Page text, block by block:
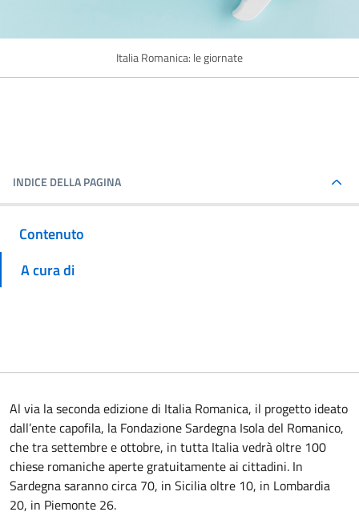
Italia Romanica: le giornate
INDICE DELLA PAGINA
Contenuto
A cura di
Al via la seconda edizione di Italia Romanica, il progetto ideato
dall’ente capofila, la Fondazione Sardegna Isola del Romanico,
che tra settembre e ottobre, in tutta Italia vedrà oltre 100
chiese romaniche aperte gratuitamente ai cittadini. In
Sardegna saranno circa 70, in Sicilia oltre 10, in Lombardia
20, in Piemonte 26.